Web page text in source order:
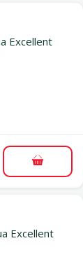
Excellent
В
Excellent